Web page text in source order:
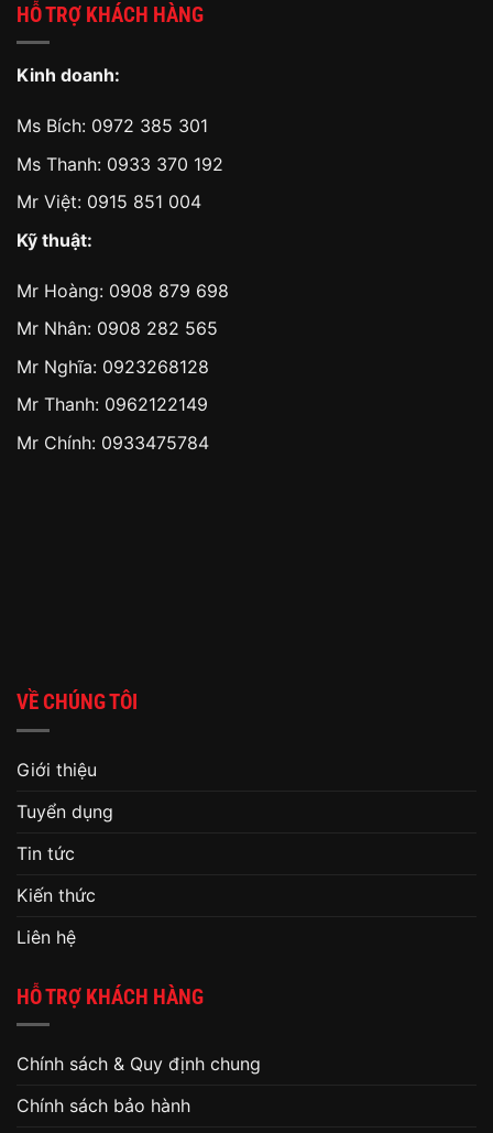
HỖ TRỢ KHÁCH HÀNG
Kinh doanh:
Ms Bích: 0972 385 301
Ms Thanh: 0933 370 192
Mr Việt: 0915 851 004
Kỹ thuật:
Mr Hoàng: 0908 879 698
Mr Nhân: 0908 282 565
Mr Nghĩa: 0923268128
Mr Thanh: 0962122149
Mr Chính: 0933475784
VỀ CHÚNG TÔI
Giới thiệu
Tuyển dụng
Tin tức
Kiến thức
Liên hệ
HỖ TRỢ KHÁCH HÀNG
Chính sách & Quy định chung
Chính sách bảo hành